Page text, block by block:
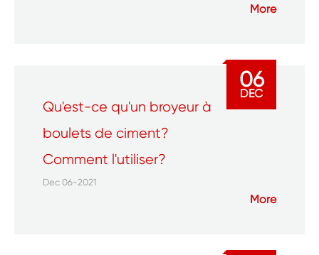
More
Qu'est-ce qu'un broyeur à
boulets de ciment?
Comment l'utiliser?
Dec 06-2021
More
06
DEC